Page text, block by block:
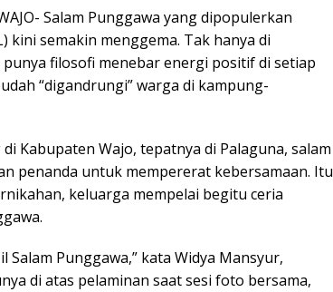
Salam Punggawa yang dipopulerkan
kini semakin menggema. Tak hanya di
filosofi menebar energi positif di setiap
“digandrungi” warga di kampung-
Kabupaten Wajo, tepatnya di Palaguna, salam
penanda untuk mempererat kebersamaan. Itu
keluarga mempelai begitu ceria
Salam Punggawa,” kata Widya Mansyur,
di atas pelaminan saat sesi foto bersama,